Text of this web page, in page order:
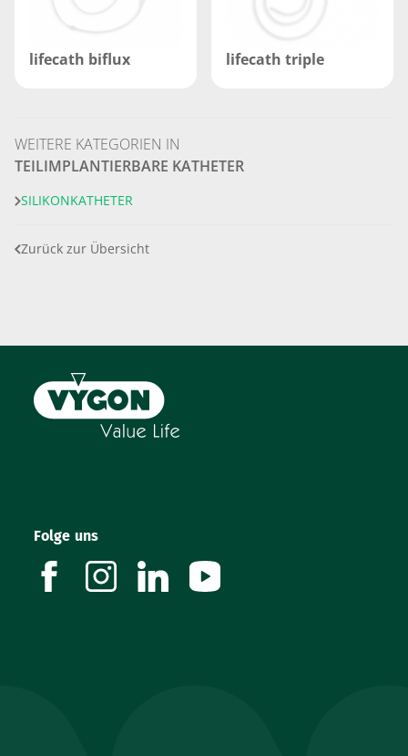
lifecath biflux lifecath triple
WEITERE KATEGORIEN IN
TEILIMPLANTIERBARE KATHETER
SILIKONKATHETER
Zurück zur Übersicht
Folge uns